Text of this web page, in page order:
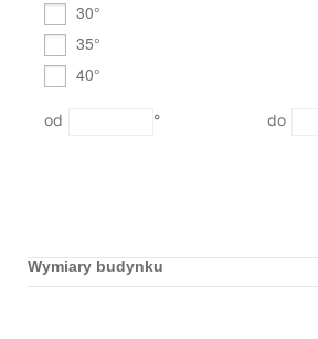
30°
35°
40°
°
Wymiary budynku